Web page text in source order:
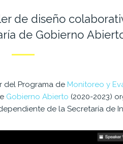
de diseño
de Gobierno
del Programa de Monitoreo y
Gobierno Abierto (2020-2023)
pendiente de la Secretaría de